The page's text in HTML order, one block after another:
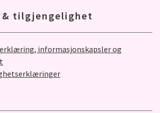
& tilgjengelighet
informasjonskapsler og